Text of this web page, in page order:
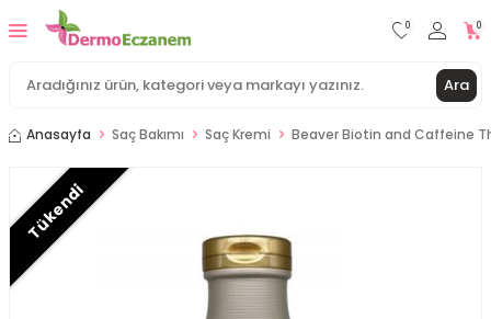
Ara
0 0
Anasayfa Saç Bakımı Saç Kremi Beaver Biotin and Caffeine
Tükendi